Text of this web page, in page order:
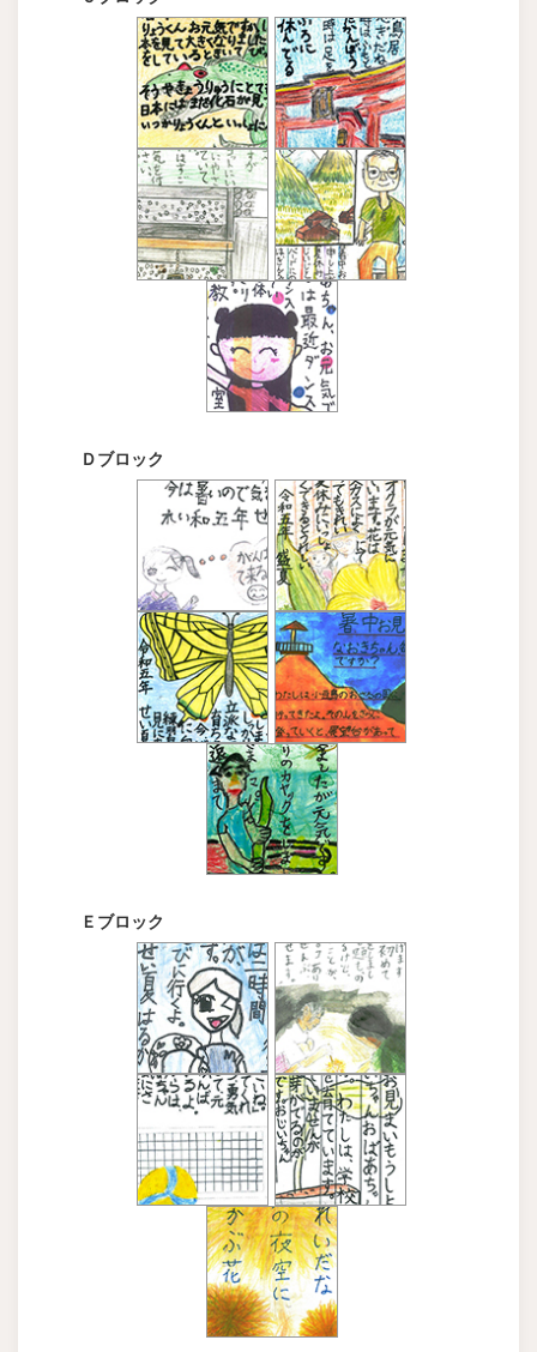
Ｄブロック
Ｅブロック